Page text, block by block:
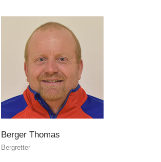
Berger Thomas
Bergretter